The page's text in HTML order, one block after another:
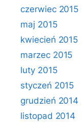
czerwiec 2015
maj 2015
kwiecień 2015
marzec 2015
luty 2015
styczeń 2015
grudzień 2014
listopad 2014